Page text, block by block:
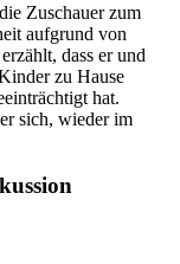
Zuschauer zum
aufgrund von
dass er und
zu Hause
hat.
sich, wieder im